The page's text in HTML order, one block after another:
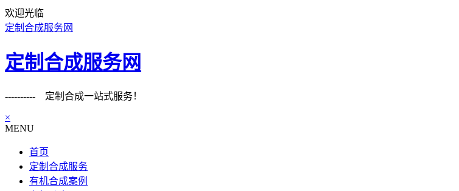
欢迎光临
定制合成服务网
定制合成服务网
---------- 定制合成一站式服务！
×
MENU
首页
定制合成服务
有机合成案例